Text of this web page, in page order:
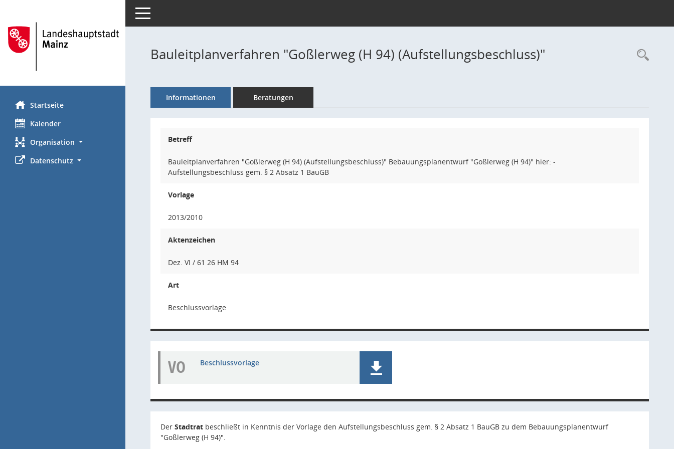
Startseite
Kalender
Organisation
Datenschutz
Toggle navigation
Bauleitplanverfahren "Goßlerweg (H 94) (Aufstellungsbeschluss)"
Informationen Beratungen
Betreff
Bauleitplanverfahren "Goßlerweg (H 94) (Aufstellungsbeschluss)" Bebauungsplanentwurf "Goßlerweg (H 94)" hier: -
Aufstellungsbeschluss gem. § 2 Absatz 1 BauGB
Vorlage
2013/2010
Aktenzeichen
Dez. VI / 61 26 HM 94
Art
Beschlussvorlage
VO Beschlussvorlage
Der Stadtrat beschließt in Kenntnis der Vorlage den Aufstellungsbeschluss gem. § 2 Absatz 1 BauGB zu dem Bebauungsplanentwurf
"Goßlerweg (H 94)".